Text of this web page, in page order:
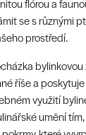
flórou a
se s různými
prostředí.
říše a
využití
umění